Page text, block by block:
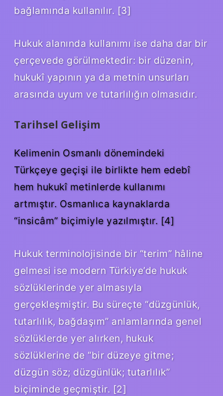
bağlamında kullanılır. [3]
Hukuk alanında kullanımı ise daha dar bir
çerçevede görülmektedir: bir düzenin,
hukukî yapının ya da metnin unsurları
arasında uyum ve tutarlılığın olmasıdır.
Tarihsel Gelişim
Kelimenin Osmanlı dönemindeki
Türkçeye geçişi ile birlikte hem edebî
hem hukukî metinlerde kullanımı
artmıştır. Osmanlıca kaynaklarda
“insicâm” biçimiyle yazılmıştır. [4]
Hukuk terminolojisinde bir “terim” hâline
gelmesi ise modern Türkiye’de hukuk
sözlüklerinde yer almasıyla
gerçekleşmiştir. Bu süreçte “düzgünlük,
tutarlılık, bağdaşım” anlamlarında genel
sözlüklerde yer alırken, hukuk
sözlüklerine de “bir düzeye gitme;
düzgün söz; düzgünlük; tutarlılık”
biçiminde geçmiştir. [2]